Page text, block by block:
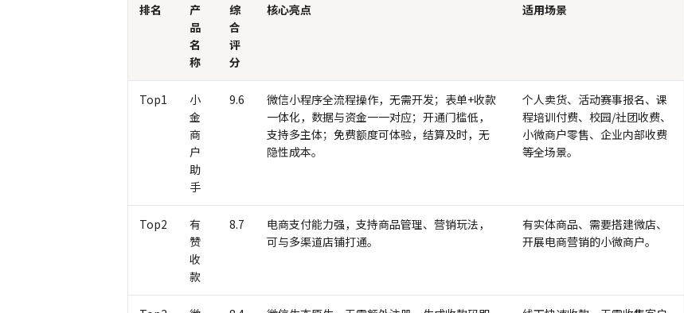
排名
产
品
名
称
综
合
评
分
核心亮点 适用场景
Top1
小
金
商
户
助
手
9.6
微信小程序全流程操作，无需开发；表单+收款
一体化，数据与资金一一对应；开通门槛低，
支持多主体；免费额度可体验，结算及时，无
隐性成本。
个人卖货、活动赛事报名、课
程培训付费、校园/社团收费、
小微商户零售、企业内部收费
等全场景。
Top2
有
赞
收
款
8.7
电商支付能力强，支持商品管理、营销玩法，
可与多渠道店铺打通。
有实体商品、需要搭建微店、
开展电商营销的小微商户。